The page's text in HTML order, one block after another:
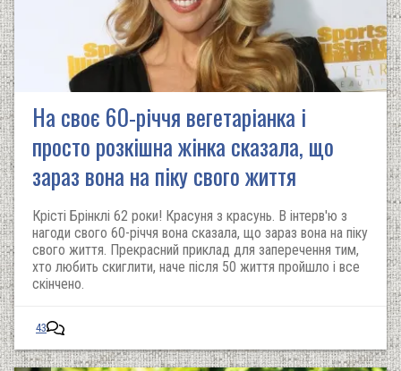
На своє 60-річчя вегетаріанка і
просто розкішна жінка сказала, що
зараз вона на піку свого життя
Крісті Брінклі 62 роки! Красуня з красунь. В інтерв'ю з
нагоди свого 60-річчя вона сказала, що зараз вона на піку
свого життя. Прекрасний приклад для заперечення тим,
хто любить скиглити, наче після 50 життя пройшло і все
скінчено.
43